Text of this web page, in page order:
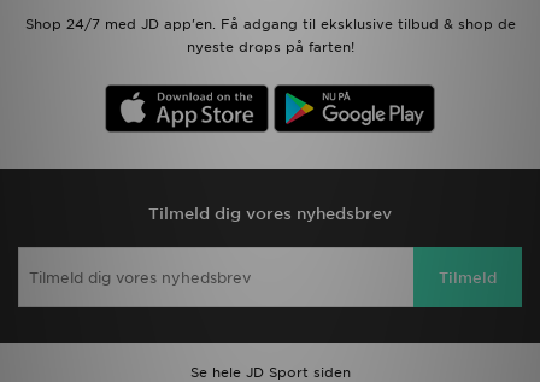
Shop 24/7 med JD app'en. Få adgang til eksklusive tilbud & shop de
nyeste drops på farten!
Tilmeld dig vores nyhedsbrev
Tilmeld
Se hele JD Sport siden